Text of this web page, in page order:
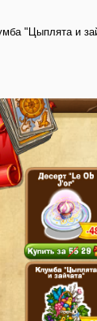
"Цыплята и